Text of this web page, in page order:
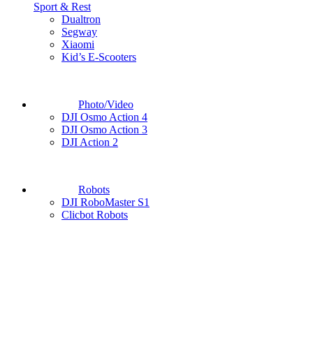
Sport & Rest
Dualtron
Segway
Xiaomi
Kid’s E-Scooters
Photo/Video
DJI Osmo Action 4
DJI Osmo Action 3
DJI Action 2
Robots
DJI RoboMaster S1
Clicbot Robots